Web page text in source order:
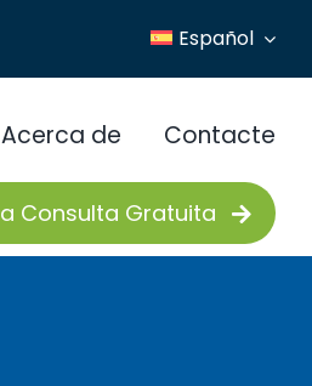
Español
Acerca de Contacte
Consulta Gratuita